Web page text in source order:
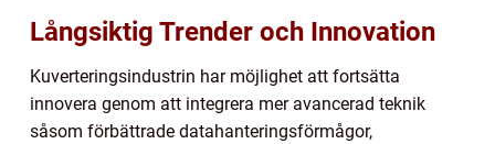
Långsiktig Trender och Innovation
Kuverteringsindustrin har möjlighet att fortsätta
innovera genom att integrera mer avancerad teknik
såsom förbättrade datahanteringsförmågor,